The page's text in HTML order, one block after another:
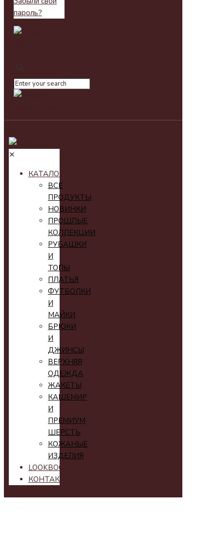
пароль?
✕
КАТАЛОГ
ВСЕ
ПРОДУКТЫ
НОВИНКИ
ПРОШЛЫЕ
КОЛЛЕКЦИИ
РУБАШКИ
И
ТОПЫ
ПЛАТЬЯ
ФУТБОЛКИ
И
МАЙКИ
БРЮКИ
И
ДЖИНСЫ
ВЕРХНЯЯ
ОДЕЖДА
ЖАКЕТЫ
КАШЕМИР
И
ПРЕМИУМ
ШЕРСТЬ
КОЖАНЫЕ
ИЗДЕЛИЯ
LOOKBOOK
КОНТАКТЫ